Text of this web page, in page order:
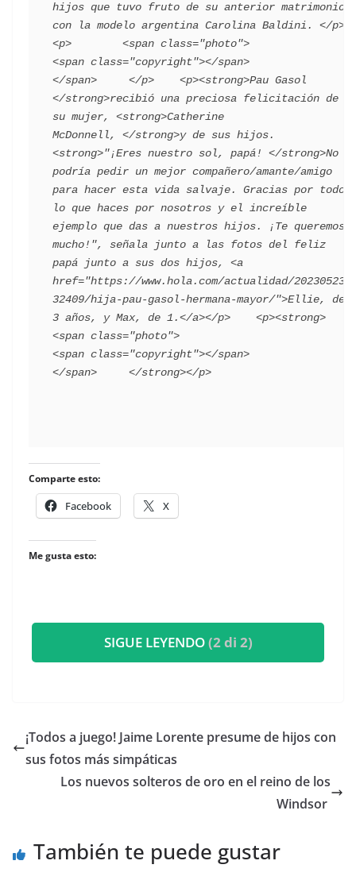
hijos que tuvo fruto de su anterior matrimonio
con la modelo argentina Carolina Baldini. </p>
<p>        <span class="photo">
<span class="copyright"></span>
</span>     </p>    <p><strong>Pau Gasol
</strong>recibió una preciosa felicitación de
su mujer, <strong>Catherine
McDonnell, </strong>y de sus hijos.
<strong>"¡Eres nuestro sol, papá! </strong>No
podría pedir un mejor compañero/amante/amigo
para hacer esta vida salvaje. Gracias por todo
lo que haces por nosotros y el increíble
ejemplo que das a nuestros hijos. ¡Te queremos
mucho!", señala junto a las fotos del feliz
papá junto a sus dos hijos, <a
href="https://www.hola.com/actualidad/202305232
32409/hija-pau-gasol-hermana-mayor/">Ellie, de
3 años, y Max, de 1.</a></p>    <p><strong>
<span class="photo">
<span class="copyright"></span>
Comparte esto:
Facebook X
Me gusta esto:
SIGUE LEYENDO(2 di 2)
​¡Todos a juego! Jaime Lorente presume de hijos con
sus fotos más simpáticas
​Los nuevos solteros de oro en el reino de los
Windsor
También te puede gustar